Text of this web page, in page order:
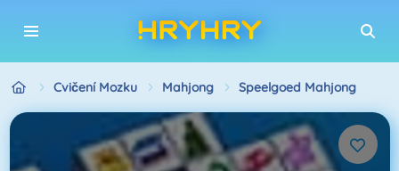
Cvičení Mozku Mahjong Speelgoed Mahjong